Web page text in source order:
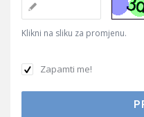
Klikni na sliku za promjenu.
Zapamti me!